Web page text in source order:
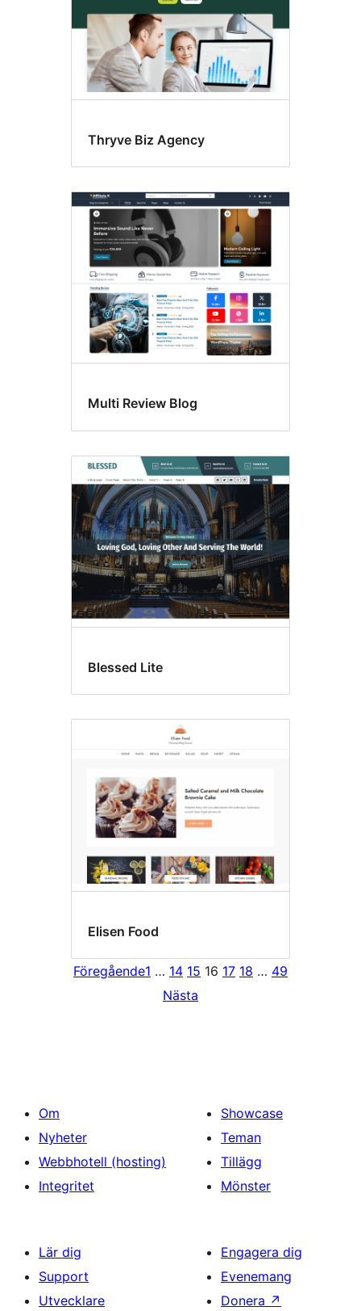
Thryve Biz Agency
Multi Review Blog
Blessed Lite
Elisen Food
Föregående1 … 14 15 16 17 18 … 49
Nästa
Om
Nyheter
Webbhotell (hosting)
Integritet
Showcase
Teman
Tillägg
Mönster
Lär dig
Support
Utvecklare
Engagera dig
Evenemang
Donera ↗